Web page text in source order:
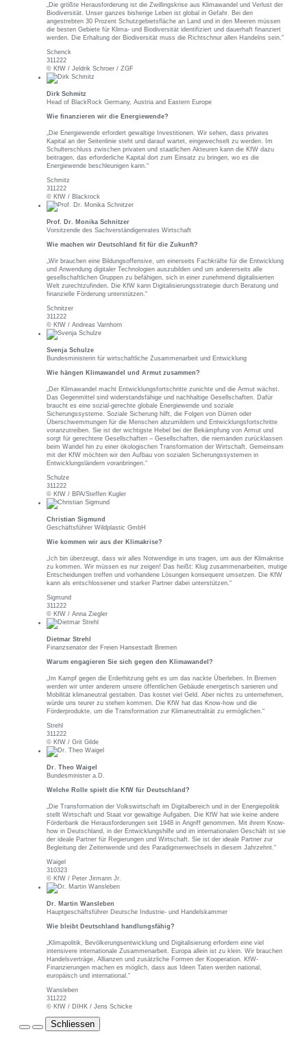
„Die größte Herausforderung ist die Zwillingskrise aus Klimawandel und Verlust der
Biodiversität. Unser ganzes bisherige Leben ist global in Gefahr. Bei den
angestrebten 30 Prozent Schutzgebietsfläche an Land und in den Meeren müssen
die besten Gebiete für Klima- und Biodiversität identifiziert und dauerhaft finanziert
werden. Die Erhaltung der Biodiversität muss die Richtschnur allen Handelns sein.“
Schenck
311222
© KfW / Jeldrik Schroer / ZGF
Dirk Schmitz
Head of BlackRock Germany, Austria and Eastern Europe
Wie finanzieren wir die Energiewende?
„Die Energiewende erfordert gewaltige Investitionen. Wir sehen, dass privates
Kapital an der Seitenlinie steht und darauf wartet, eingewechselt zu werden. Im
Schulterschluss zwischen privaten und staatlichen Akteuren kann die KfW dazu
beitragen, das erforderliche Kapital dort zum Einsatz zu bringen, wo es die
Energiewende beschleunigen kann.“
Schmitz
311222
© KfW / Blackrock
Prof. Dr. Monika Schnitzer
Vorsitzende des Sachverständigenrates Wirtschaft
Wie machen wir Deutschland fit für die Zukunft?
„Wir brauchen eine Bildungsoffensive, um einerseits Fachkräfte für die Entwicklung
und Anwendung digitaler Technologien auszubilden und um andererseits alle
gesellschaftlichen Gruppen zu befähigen, sich in einer zunehmend digitalisierten
Welt zurechtzufinden. Die KfW kann Digitalisierungsstrategie durch Beratung und
finanzielle Förderung unterstützen.“
Schnitzer
311222
© KfW / Andreas Varnhorn
Svenja Schulze
Bundesministerin für wirtschaftliche Zusammenarbeit und Entwicklung
Wie hängen Klimawandel und Armut zusammen?
„Der Klimawandel macht Entwicklungsfortschritte zunichte und die Armut wächst.
Das Gegenmittel sind widerstandsfähige und nachhaltige Gesellschaften. Dafür
braucht es eine sozial-gerechte globale Energiewende und soziale
Sicherungssysteme. Soziale Sicherung hilft, die Folgen von Dürren oder
Überschwemmungen für die Menschen abzumildern und Entwicklungsfortschritte
voranzutreiben. Sie ist der wichtigste Hebel bei der Bekämpfung von Armut und
sorgt für gerechtere Gesellschaften – Gesellschaften, die niemanden zurücklassen
beim Wandel hin zu einer ökologischen Transformation der Wirtschaft. Gemeinsam
mit der KfW möchten wir den Aufbau von sozialen Sicherungssystemen in
Entwicklungsländern voranbringen.“
Schulze
311222
© KfW / BPA/Steffen Kugler
Christian Sigmund
Geschäftsführer Wildplastic GmbH
Wie kommen wir aus der Klimakrise?
„Ich bin überzeugt, dass wir alles Notwendige in uns tragen, um aus der Klimakrise
zu kommen. Wir müssen es nur zeigen! Das heißt: Klug zusammenarbeiten, mutige
Entscheidungen treffen und vorhandene Lösungen konsequent umsetzen. Die KfW
kann als entschlossener und starker Partner dabei unterstützen.“
Sigmund
311222
© KfW / Anna Ziegler
Dietmar Strehl
Finanzsenator der Freien Hansestadt Bremen
Warum engagieren Sie sich gegen den Klimawandel?
„Im Kampf gegen die Erderhitzung geht es um das nackte Überleben. In Bremen
werden wir unter anderem unsere öffentlichen Gebäude energetisch sanieren und
Mobilität klimaneutral gestalten. Das kostet viel Geld. Aber nichts zu unternehmen,
würde uns teurer zu stehen kommen. Die KfW hat das Know-how und die
Förderprodukte, um die Transformation zur Klimaneutralität zu ermöglichen.“
Strehl
311222
© KfW / Grit Gilde
Dr. Theo Waigel
Bundesminister a.D.
Welche Rolle spielt die KfW für Deutschland?
„Die Transformation der Volkswirtschaft im Digitalbereich und in der Energiepolitik
stellt Wirtschaft und Staat vor gewaltige Aufgaben. Die KfW hat wie keine andere
Förderbank die Herausforderungen seit 1948 in Angriff genommen. Mit ihrem Know-
how in Deutschland, in der Entwicklungshilfe und im internationalen Geschäft ist sie
der ideale Partner für Regierungen und Wirtschaft. Sie ist der ideale Partner zur
Begleitung der Zeitenwende und des Paradigmenwechsels in diesem Jahrzehnt.“
Waigel
310323
© KfW / Peter Jirmann Jr.
Dr. Martin Wansleben
Hauptgeschäftsführer Deutsche Industrie- und Handelskammer
Wie bleibt Deutschland handlungsfähig?
„Klimapolitik, Bevölkerungsentwicklung und Digitalisierung erfordern eine viel
intensivere internationale Zusammenarbeit. Europa allein ist zu klein. Wir brauchen
Handelsverträge, Allianzen und zusätzliche Formen der Kooperation. KfW-
Finanzierungen machen es möglich, dass aus Ideen Taten werden national,
europäisch und international.“
Wansleben
311222
© KfW / DIHK / Jens Schicke
Schliessen